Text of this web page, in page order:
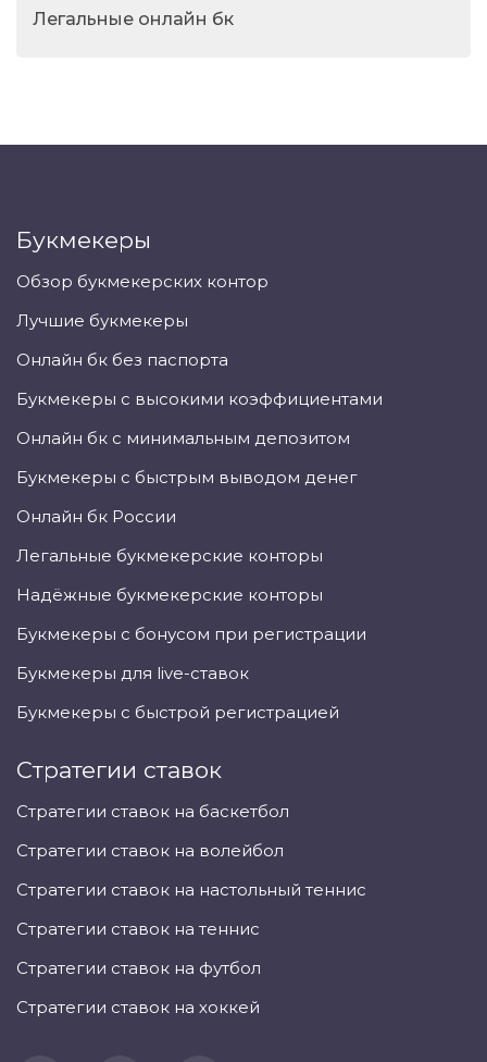
Легальные онлайн бк
Букмекеры
Обзор букмекерских контор
Лучшие букмекеры
Онлайн бк без паспорта
Букмекеры с высокими коэффициентами
Онлайн бк с минимальным депозитом
Букмекеры с быстрым выводом денег
Онлайн бк России
Легальные букмекерские конторы
Надёжные букмекерские конторы
Букмекеры с бонусом при регистрации
Букмекеры для live-ставок
Букмекеры с быстрой регистрацией
Стратегии ставок
Стратегии ставок на баскетбол
Стратегии ставок на волейбол
Стратегии ставок на настольный теннис
Стратегии ставок на теннис
Стратегии ставок на футбол
Стратегии ставок на хоккей